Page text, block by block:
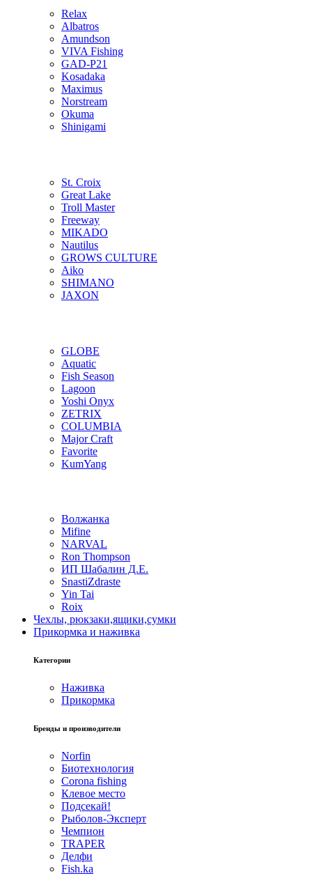
Relax
Albatros
Amundson
VIVA Fishing
GAD-P21
Kosadaka
Maximus
Norstream
Okuma
Shinigami
St. Croix
Great Lake
Troll Master
Freeway
MIKADO
Nautilus
GROWS CULTURE
Aiko
SHIMANO
JAXON
GLOBE
Aquatic
Fish Season
Lagoon
Yoshi Onyx
ZETRIX
COLUMBIA
Major Craft
Favorite
KumYang
Волжанка
Mifine
NARVAL
Ron Thompson
ИП Шабалин Д.Е.
SnastiZdraste
Yin Tai
Roix
Чехлы, рюкзаки,ящики,сумки
Прикормка и наживка
Категории
Наживка
Прикормка
Бренды и производители
Norfin
Биотехнология
Corona fishing
Клевое место
Подсекай!
Рыболов-Эксперт
Чемпион
TRAPER
Делфи
Fish.ka